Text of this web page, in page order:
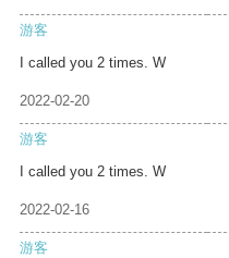
游客
I called you 2 times. W
2022-02-20
游客
I called you 2 times. W
2022-02-16
游客